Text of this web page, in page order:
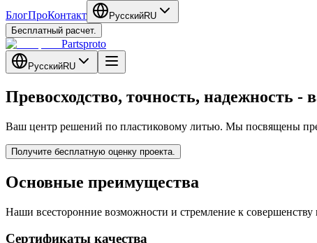
БлогПроКонтакт РусскийRU
Бесплатный расчет.
Partsproto
РусскийRU
Превосходство, точность, надежность
Ваш центр решений по пластиковому литью. Мы посвящены
Получите бесплатную оценку проекта.
Основные преимущества
Наши всесторонние возможности и стремление к
Сертификаты качества